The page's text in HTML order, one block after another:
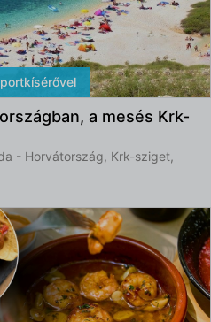
a mesés Krk-
- Horvátország, Krk-sziget,